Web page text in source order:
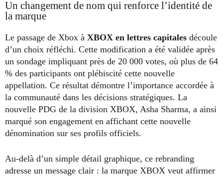
Un changement de nom qui renforce l’identité de
la marque
Le passage de Xbox à XBOX en lettres capitales découle
d’un choix réfléchi. Cette modification a été validée après
un sondage impliquant près de 20 000 votes, où plus de 64
% des participants ont plébiscité cette nouvelle
appellation. Ce résultat démontre l’importance accordée à
la communauté dans les décisions stratégiques. La
nouvelle PDG de la division XBOX, Asha Sharma, a ainsi
marqué son engagement en affichant cette nouvelle
dénomination sur ses profils officiels.
Au-delà d’un simple détail graphique, ce rebranding
adresse un message clair : la marque XBOX veut affirmer